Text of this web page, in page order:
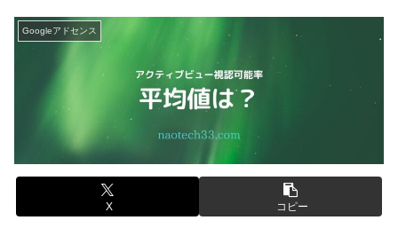
Googleアドセンス
X コピー